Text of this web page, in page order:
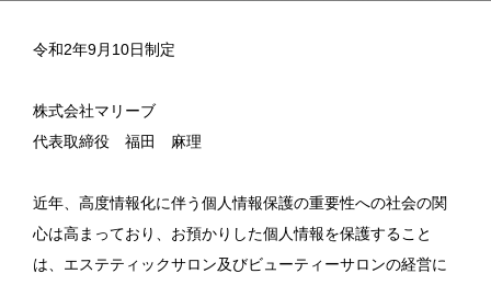
令和2年9月10日制定
株式会社マリーブ
代表取締役 福田 麻理
近年、高度情報化に伴う個人情報保護の重要性への社会の関
心は高まっており、お預かりした個人情報を保護すること
は、エステティックサロン及びビューティーサロンの経営に